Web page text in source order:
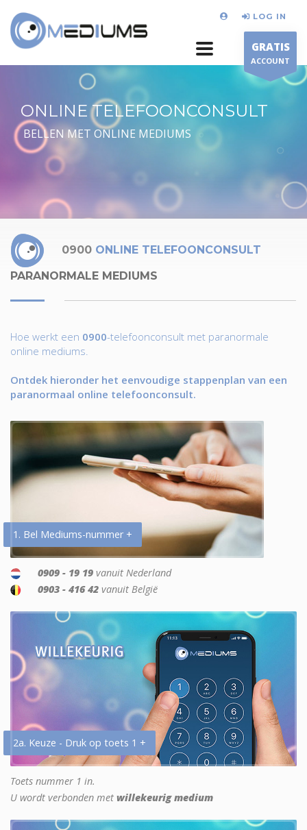
LOG IN
GRATIS
ACCOUNT
ONLINE TELEFOONCONSULT
BELLEN MET ONLINE MEDIUMS
0900 ONLINE TELEFOONCONSULT
PARANORMALE MEDIUMS
Hoe werkt een 0900-telefoonconsult met paranormale
online mediums.
Ontdek hieronder het eenvoudige stappenplan van een
paranormaal online telefoonconsult.
1. Bel Mediums-nummer +
0909 - 19 19 vanuit Nederland
0903 - 416 42 vanuit België
2a. Keuze - Druk op toets 1 +
Toets nummer 1 in.
U wordt verbonden met willekeurig medium